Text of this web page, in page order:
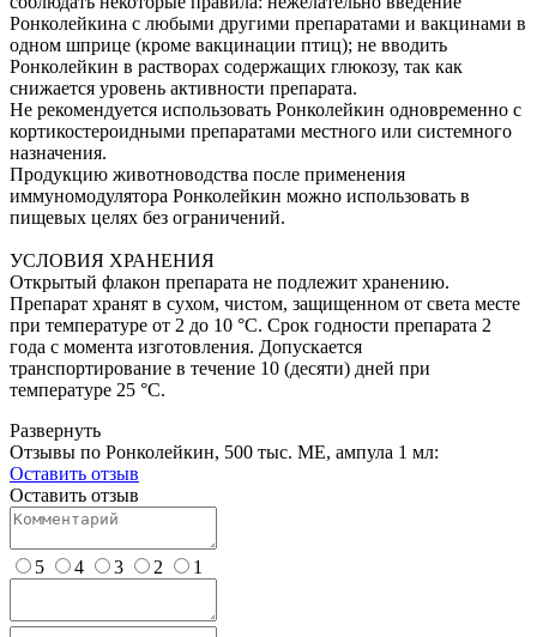
Ронколейкина с любыми другими препаратами и вакцинами в
одном шприце (кроме вакцинации птиц); не вводить
Ронколейкин в растворах содержащих глюкозу, так как
снижается уровень активности препарата.
Не рекомендуется использовать Ронколейкин одновременно с
кортикостероидными препаратами местного или системного
назначения.
Продукцию животноводства после применения
иммуномодулятора Ронколейкин можно использовать в
пищевых целях без ограничений.
УСЛОВИЯ ХРАНЕНИЯ
Открытый флакон препарата не подлежит хранению.
Препарат хранят в сухом, чистом, защищенном от света месте
при температуре от 2 до 10 °С. Срок годности препарата 2
года с момента изготовления. Допускается
транспортирование в течение 10 (десяти) дней при
температуре 25 °С.
Развернуть
Отзывы по Ронколейкин, 500 тыс. МЕ, ампула 1 мл:
Оставить отзыв
Оставить отзыв
5 4 3 2 1